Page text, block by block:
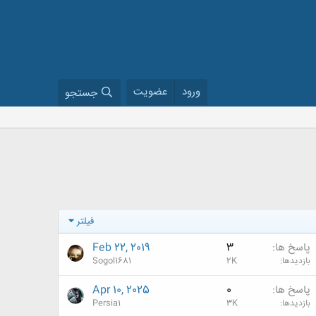
ورود عضویت جستجو
فیلتر
پاسخ ها 3
بازدیدها 2K
Feb 22, 2019
Sogol1681
پاسخ ها 0
بازدیدها 3K
Apr 10, 2025
Persia1